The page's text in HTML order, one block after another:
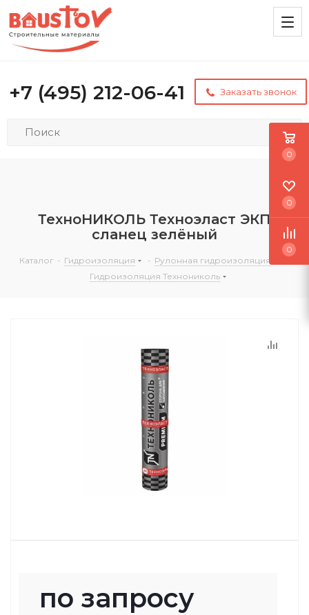
+7 (495) 212-06-41 Заказать звонок
ТехноНИКОЛЬ Техноэласт ЭКП
сланец зелёный
Каталог - Гидроизоляция - Рулонная гидроизоляция
Гидроизоляция Технониколь
по запросу
0
0
0